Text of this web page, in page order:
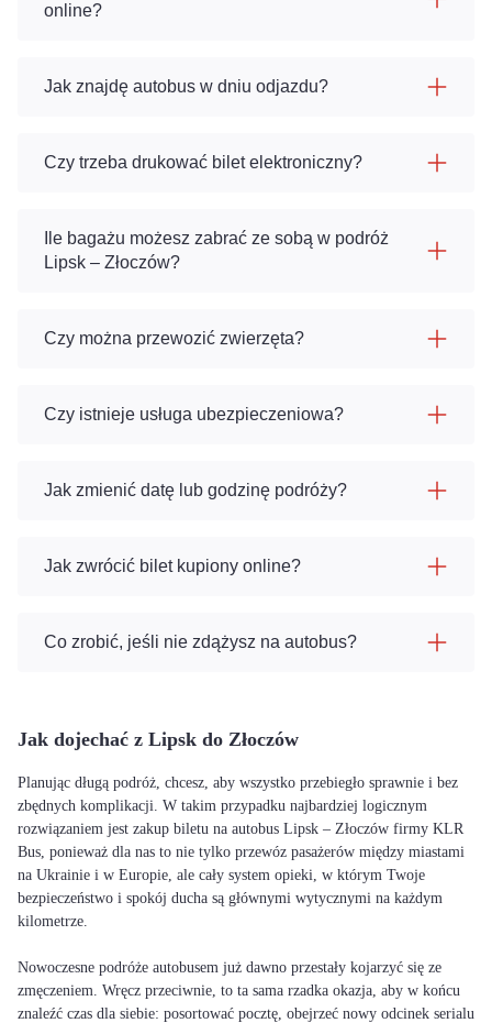
online?
Jak znajdę autobus w dniu odjazdu?
Czy trzeba drukować bilet elektroniczny?
Ile bagażu możesz zabrać ze sobą w podróż
Lipsk – Złoczów?
Czy można przewozić zwierzęta?
Czy istnieje usługa ubezpieczeniowa?
Jak zmienić datę lub godzinę podróży?
Jak zwrócić bilet kupiony online?
Co zrobić, jeśli nie zdążysz na autobus?
Jak dojechać z Lipsk do Złoczów
Planując długą podróż, chcesz, aby wszystko przebiegło sprawnie i bez
zbędnych komplikacji. W takim przypadku najbardziej logicznym
rozwiązaniem jest zakup biletu na autobus Lipsk – Złoczów firmy KLR
Bus, ponieważ dla nas to nie tylko przewóz pasażerów między miastami
na Ukrainie i w Europie, ale cały system opieki, w którym Twoje
bezpieczeństwo i spokój ducha są głównymi wytycznymi na każdym
kilometrze.
Nowoczesne podróże autobusem już dawno przestały kojarzyć się ze
zmęczeniem. Wręcz przeciwnie, to ta sama rzadka okazja, aby w końcu
znaleźć czas dla siebie: posortować pocztę, obejrzeć nowy odcinek serialu